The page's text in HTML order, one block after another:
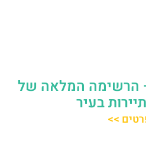
– הרשימה המלאה של
בעיר
>>